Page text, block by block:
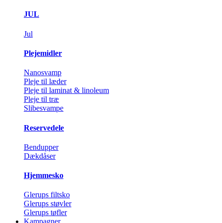
JUL
Jul
Plejemidler
Nanosvamp
Pleje til læder
Pleje til laminat & linoleum
Pleje til træ
Slibesvampe
Reservedele
Bendupper
Dækdåser
Hjemmesko
Glerups filtsko
Glerups støvler
Glerups tøfler